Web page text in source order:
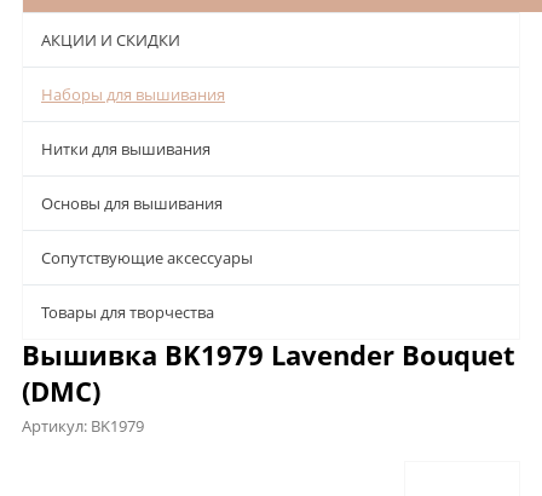
АКЦИИ И СКИДКИ
Наборы для вышивания
Нитки для вышивания
Основы для вышивания
Сопутствующие аксессуары
Товары для творчества
Вышивка BK1979 Lavender Bouquet
(DMC)
Артикул: BK1979